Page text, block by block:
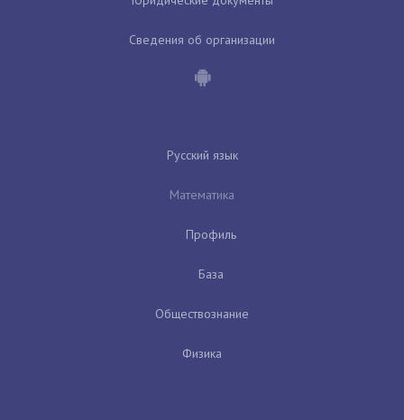
Сведения об организации
Русский язык
Математика
Профиль
База
Обществознание
Физика